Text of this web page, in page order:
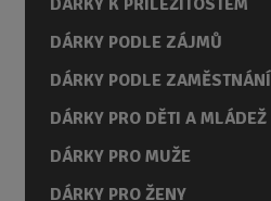
DÁRKY K PŘÍLEŽITOSTEM
DÁRKY PODLE ZÁJMŮ
DÁRKY PODLE ZAMĚSTNÁNÍ
DÁRKY PRO DĚTI A MLÁDEŽ
DÁRKY PRO MUŽE
DÁRKY PRO ŽENY